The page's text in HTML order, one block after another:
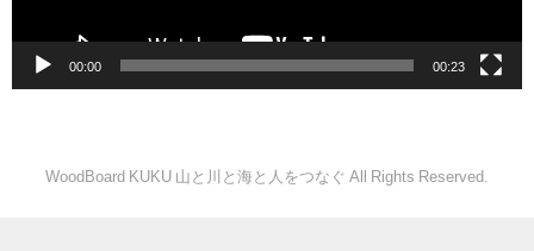
00:00 00:23
WoodBoard KUKU 山と川と海と人をつなぐ All Rights Reserved.